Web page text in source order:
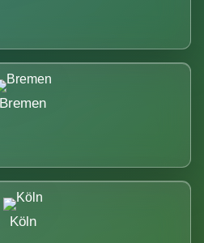
Bremen
Köln